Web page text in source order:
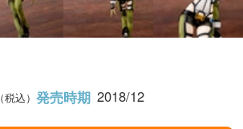
（税込） 発売時期 2018/12